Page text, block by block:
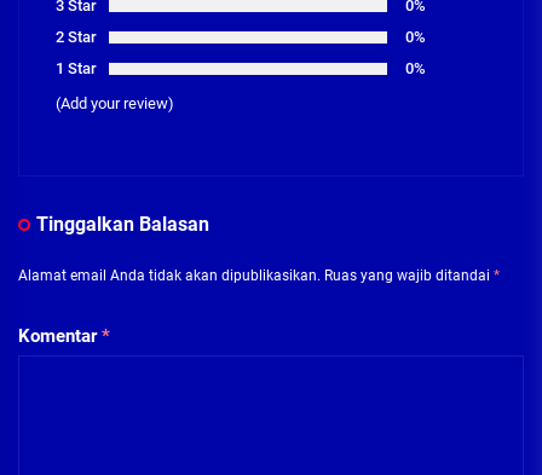
3 Star
0%
2 Star
0%
1 Star
0%
(Add your review)
Tinggalkan Balasan
Alamat email Anda tidak akan dipublikasikan. Ruas yang wajib ditandai *
Komentar*